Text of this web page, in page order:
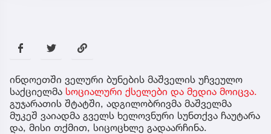
ინდოეთში ველური ბუნების მაშველის უჩვეულო
საქციელმა სოციალური ქსელები და მედია მოიცვა.
გუჯარათის შტატში, ადგილობრივმა მაშველმა
მუკეშ ვაიადმა გველს ხელოვნური სუნთქვა ჩაუტარა
და, მისი თქმით, სიცოცხლე გადაარჩინა.